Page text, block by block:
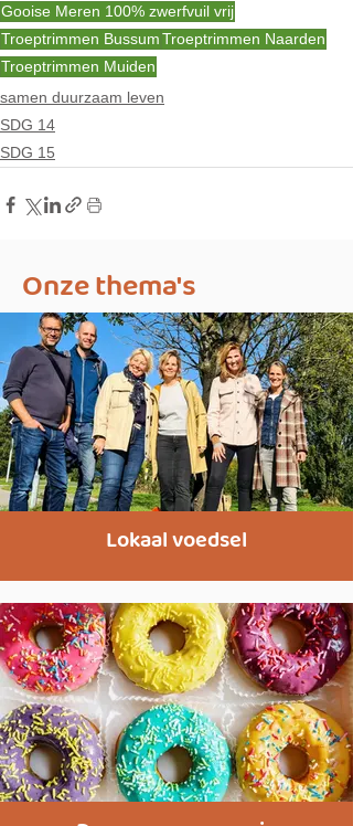
Gooise Meren 100% zwerfvuil vrij
Troeptrimmen BussumTroeptrimmen Naarden
Troeptrimmen Muiden
samen duurzaam leven
SDG 14
SDG 15
Onze thema's
Lokaal voedsel